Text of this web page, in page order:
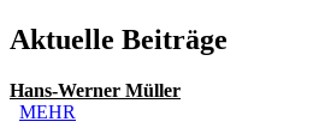
Aktuelle Beiträge
Hans-Werner Müller
MEHR